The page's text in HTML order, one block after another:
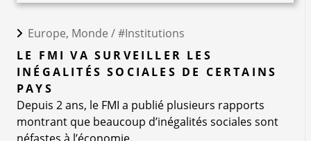
Europe, Monde /#Institutions
LE FMI VA SURVEILLER LES
INÉGALITÉS SOCIALES DE CERTAINS
PAYS
Depuis 2 ans, le FMI a publié plusieurs rapports
montrant que beaucoup d’inégalités sociales sont